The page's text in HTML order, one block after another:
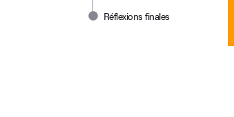
Réflexions finales